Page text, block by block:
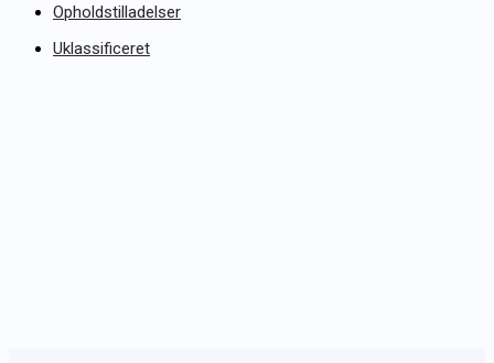
Opholdstilladelser
Uklassificeret